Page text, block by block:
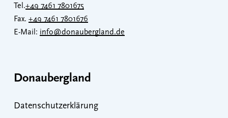
Tel.+49 7461 7801675
Fax. +49 7461 7801676
E-Mail: info@donaubergland.de
Donaubergland
Datenschutzerklärung